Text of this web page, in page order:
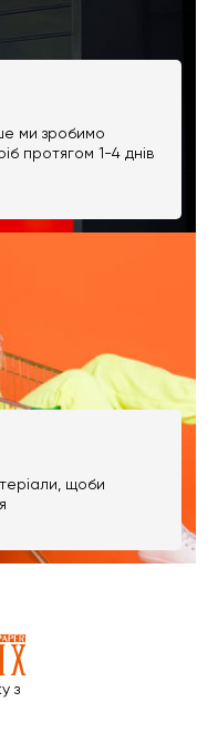
ми зробимо
протягом 1-4 днів
щоби
з